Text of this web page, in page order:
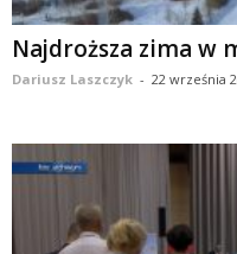
Najdroższa zima w
Dariusz Laszczyk - 22 września